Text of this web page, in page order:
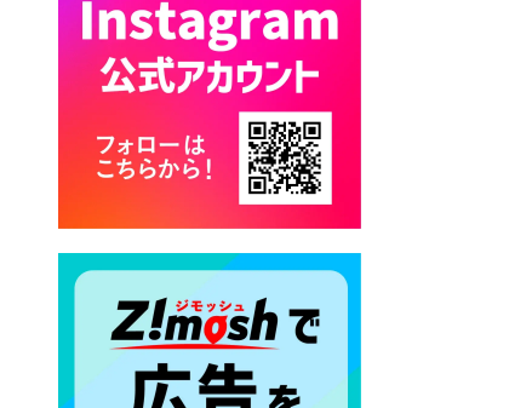
試験（募集）
2026年7月27日 マイナンバー
カード交付に伴う休日および
平日夜間開庁の案内
2026年7月22日 令和８年度
「こども文化パスポート事
2026年7月21日 卜仙の郷 お
盆期間の営業時間のお知らせ
2026年7月17日 バス経路検索
のご利用案内
2026年7月10日 台湾伝統音楽